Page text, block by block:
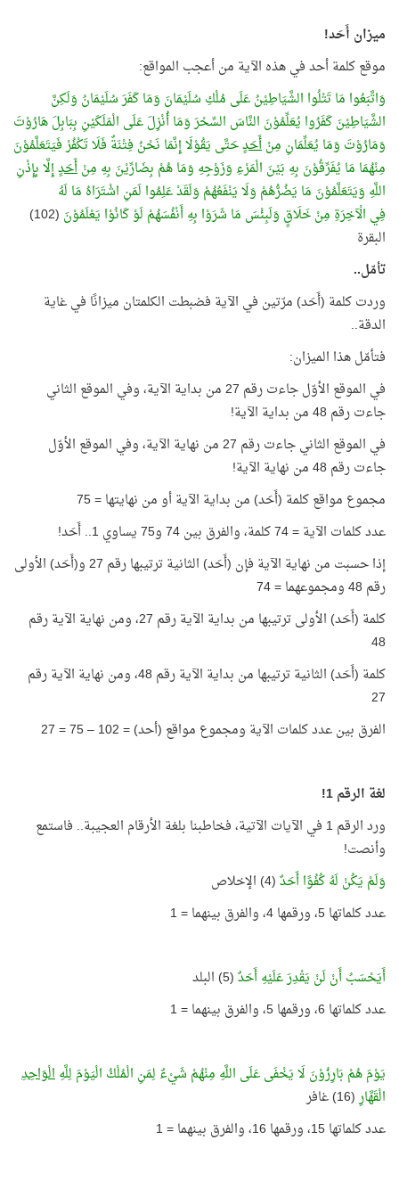
ميزان أَحَد!
موقع كلمة أحد في هذه الآية من أعجب المواقع:
وَاتَّبَعُوا مَا تَتْلُوا الشَّيَاطِيْنُ عَلَى مُلْكِ سُلَيْمَانَ وَمَا كَفَرَ سُلَيْمَانُ وَلَكِنَّ
الشَّيَاطِيْنَ كَفَرُوا يُعَلِّمُوْنَ النَّاسَ السِّحْرَ وَمَا أُنْزِلَ عَلَى الْمَلَكَيْنِ بِبَابِلَ هَارُوْتَ
وَمَارُوْتَ وَمَا يُعَلِّمَانِ مِنْأَحَدٍحَتَّى يَقُوْلَا إِنَّمَا نَحْنُ فِتْنَةٌ فَلَا تَكْفُرْ فَيَتَعَلَّمُوْنَ
مِنْهُمَا مَا يُفَرِّقُوْنَ بِهِ بَيْنَ الْمَرْءِ وَزَوْجِهِ وَمَا هُمْ بِضَارِّيْنَ بِهِ مِنْأَحَدٍإِلَّا بِإِذْنِ
اللَّهِ وَيَتَعَلَّمُوْنَ مَا يَضُرُّهُمْ وَلَا يَنْفَعُهُمْ وَلَقَدْ عَلِمُوا لَمَنِ اشْتَرَاهُ مَا لَهُ
فِي الْآخِرَةِ مِنْ خَلَاقٍ وَلَبِئْسَ مَا شَرَوْا بِهِ أَنْفُسَهُمْ لَوْ كَانُوْا يَعْلَمُوْنَ
(102)
البقرة
تأمّل..
وردت كلمة (أَحَد) مرّتين في الآية فضبطت الكلمتان ميزانًا في غاية
الدقة..
فتأمّل هذا الميزان:
في الموقع الأوّل جاءت رقم 27 من بداية الآية، وفي الموقع الثاني
جاءت رقم 48 من بداية الآية!
في الموقع الثاني جاءت رقم 27 من نهاية الآية، وفي الموقع الأوّل
جاءت رقم 48 من نهاية الآية!
مجموع مواقع كلمة (أَحَد) من بداية الآية أو من نهايتها = 75
عدد كلمات الآية = 74 كلمة، والفرق بين 74 و75 يساوي 1.. أَحَد!
إذا حسبت من نهاية الآية فإن (أَحَد) الثانية ترتيبها رقم 27 و(أَحَد) الأولى
رقم 48 ومجموعهما = 74
كلمة (أَحَد) الأولى ترتيبها من بداية الآية رقم 27، ومن نهاية الآية رقم
48
كلمة (أَحَد) الثانية ترتيبها من بداية الآية رقم 48، ومن نهاية الآية رقم
27
الفرق بين عدد كلمات الآية ومجموع مواقع (أحد) = 102 – 75 = 27
لغة الرقم 1!
ورد الرقم 1 في الآيات الآتية، فخاطبنا بلغة الأرقام العجيبة.. فاستمع
وأنصت!
وَلَمْ يَكُنْ لَهُ كُفُوًا أَحَدٌ(4) الإخلاص
عدد كلماتها 5، ورقمها 4، والفرق بينهما = 1
أَيَحْسَبُ أَنْ لَنْ يَقْدِرَ عَلَيْهِ أَحَدٌ(5) البلد
عدد كلماتها 6، ورقمها 5، والفرق بينهما = 1
يَوْمَ هُمْ بَارِزُوْنَ لَا يَخْفَى عَلَى اللَّهِ مِنْهُمْ شَيْءٌ لِمَنِ الْمُلْكُ الْيَوْمَ لِلَّهِالْوَاحِدِ
الْقَهَّارِ(16) غافر
عدد كلماتها 15، ورقمها 16، والفرق بينهما = 1